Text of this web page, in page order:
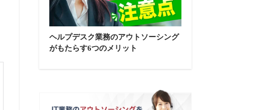
ヘルプデスク業務のアウトソーシング
がもたらす6つのメリット